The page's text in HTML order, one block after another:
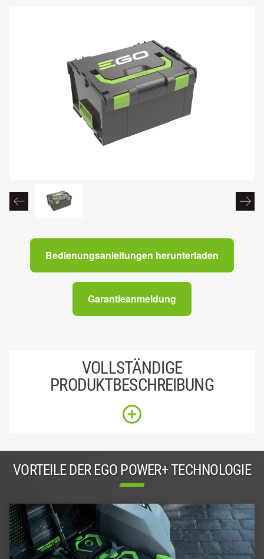
Bedienungsanleitungen herunterladen
Garantieanmeldung
VOLLSTÄNDIGE
PRODUKTBESCHREIBUNG
VORTEILE DER EGO POWER+ TECHNOLOGIE